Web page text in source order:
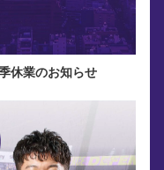
休業のお知らせ